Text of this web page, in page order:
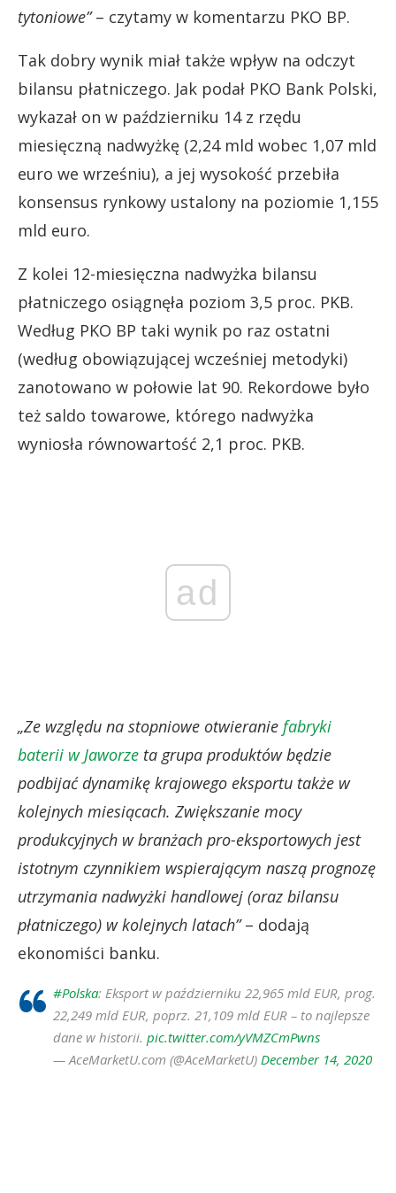
tytoniowe”– czytamy w komentarzu PKO BP.
Tak dobry wynik miał także wpływ na odczyt
bilansu płatniczego. Jak podał PKO Bank Polski,
wykazał on w październiku 14 z rzędu
miesięczną nadwyżkę (2,24 mld wobec 1,07 mld
euro we wrześniu), a jej wysokość przebiła
konsensus rynkowy ustalony na poziomie 1,155
mld euro.
Z kolei 12-miesięczna nadwyżka bilansu
płatniczego osiągnęła poziom 3,5 proc. PKB.
Według PKO BP taki wynik po raz ostatni
(według obowiązującej wcześniej metodyki)
zanotowano w połowie lat 90. Rekordowe było
też saldo towarowe, którego nadwyżka
wyniosła równowartość 2,1 proc. PKB.
ad
„Ze względu na stopniowe otwieranie fabryki
baterii w Jaworze ta grupa produktów będzie
podbijać dynamikę krajowego eksportu także w
kolejnych miesiącach. Zwiększanie mocy
produkcyjnych w branżach pro-eksportowych jest
istotnym czynnikiem wspierającym naszą prognozę
utrzymania nadwyżki handlowej (oraz bilansu
płatniczego) w kolejnych latach”– dodają
ekonomiści banku.
#Polska: Eksport w październiku 22,965 mld EUR, prog.
22,249 mld EUR, poprz. 21,109 mld EUR – to najlepsze
dane w historii. pic.twitter.com/yVMZCmPwns
— AceMarketU.com (@AceMarketU) December 14, 2020